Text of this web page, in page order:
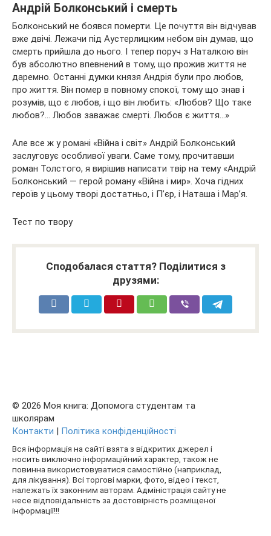
Андрій Болконський і смерть
Болконський не боявся померти. Це почуття він відчував
вже двічі. Лежачи під Аустерлицким небом він думав, що
смерть прийшла до нього. І тепер поруч з Наталкою він
був абсолютно впевнений в тому, що прожив життя не
даремно. Останні думки князя Андрія були про любов,
про життя. Він помер в повному спокої, тому що знав і
розумів, що є любов, і що він любить: «Любов? Що таке
любов?… Любов заважає смерті. Любов є життя…»
Але все ж у романі «Війна і світ» Андрій Болконський
заслуговує особливої уваги. Саме тому, прочитавши
роман Толстого, я вирішив написати твір на тему «Андрій
Болконський — герой роману «Війна і мир». Хоча гідних
героїв у цьому творі достатньо, і П’єр, і Наташа і Мар’я.
Тест по твору
Сподобалася стаття? Поділитися з
друзями:
© 2026 Моя книга: Допомога студентам та
школярам
Контакти
Політика конфіденційності
Вся інформація на сайті взята з відкритих джерел і
носить виключно інформаційний характер, також не
повинна використовуватися самостійно (наприклад,
для лікування). Всі торгові марки, фото, відео і текст,
належать їх законним авторам. Адміністрація сайту не
несе відповідальність за достовірність розміщеної
інформації!!!